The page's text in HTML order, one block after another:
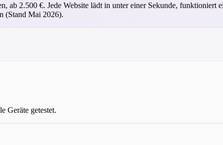
ab 2.500 €. Jede Website lädt in unter einer Sekunde, funktioniert
(Stand Mai 2026).
Geräte getestet.